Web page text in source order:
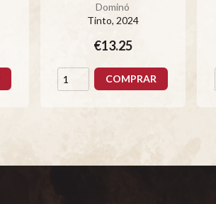
Dominó
Tinto, 2024
€13.25
COMPRAR